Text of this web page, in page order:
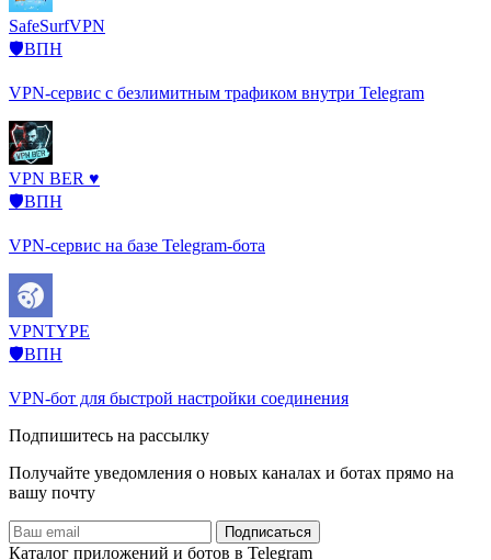
SafeSurfVPN
🛡️ВПН
VPN-сервис с безлимитным трафиком внутри Telegram
VPN BER ♥️
🛡️ВПН
VPN-сервис на базе Telegram-бота
VPNTYPE
🛡️ВПН
VPN-бот для быстрой настройки соединения
Подпишитесь на рассылку
Получайте уведомления о новых каналах и ботаx прямо на
вашу почту
Подписаться
Каталог приложений и ботов в Telegram